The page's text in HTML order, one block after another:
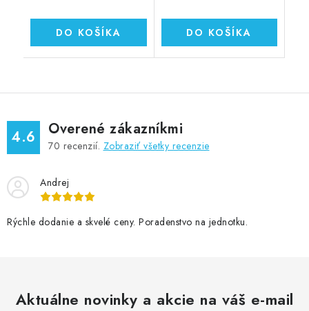
DO KOŠÍKA DO KOŠÍKA
4.6 Overené zákazníkmi
70 recenzií. Zobraziť všetky recenzie
Andrej
Rýchle dodanie a skvelé ceny. Poradenstvo na jednotku.
Aktuálne novinky a akcie na váš e-mail